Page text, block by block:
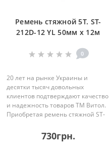
Ремень стяжной 5Т. ST-
212D-12 YL 50мм х 12м
0
20 лет на рынке Украины и
десятки тысяч довольных
клиентов подтверждают качество
и надежность товаров ТМ Витол.
Приобретая ремень стяжной ST-
любым вызовам, которые может
вам бросить автомобильная
730грн.